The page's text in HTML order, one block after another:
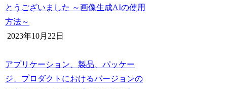
とうございました ～画像生成AIの使用
方法～
2023年10月22日
アプリケーション、製品、パッケー
ジ、プロダクトにおけるバージョンの